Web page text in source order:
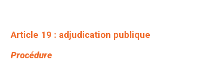
Article 19 : adjudication publique
Procédure